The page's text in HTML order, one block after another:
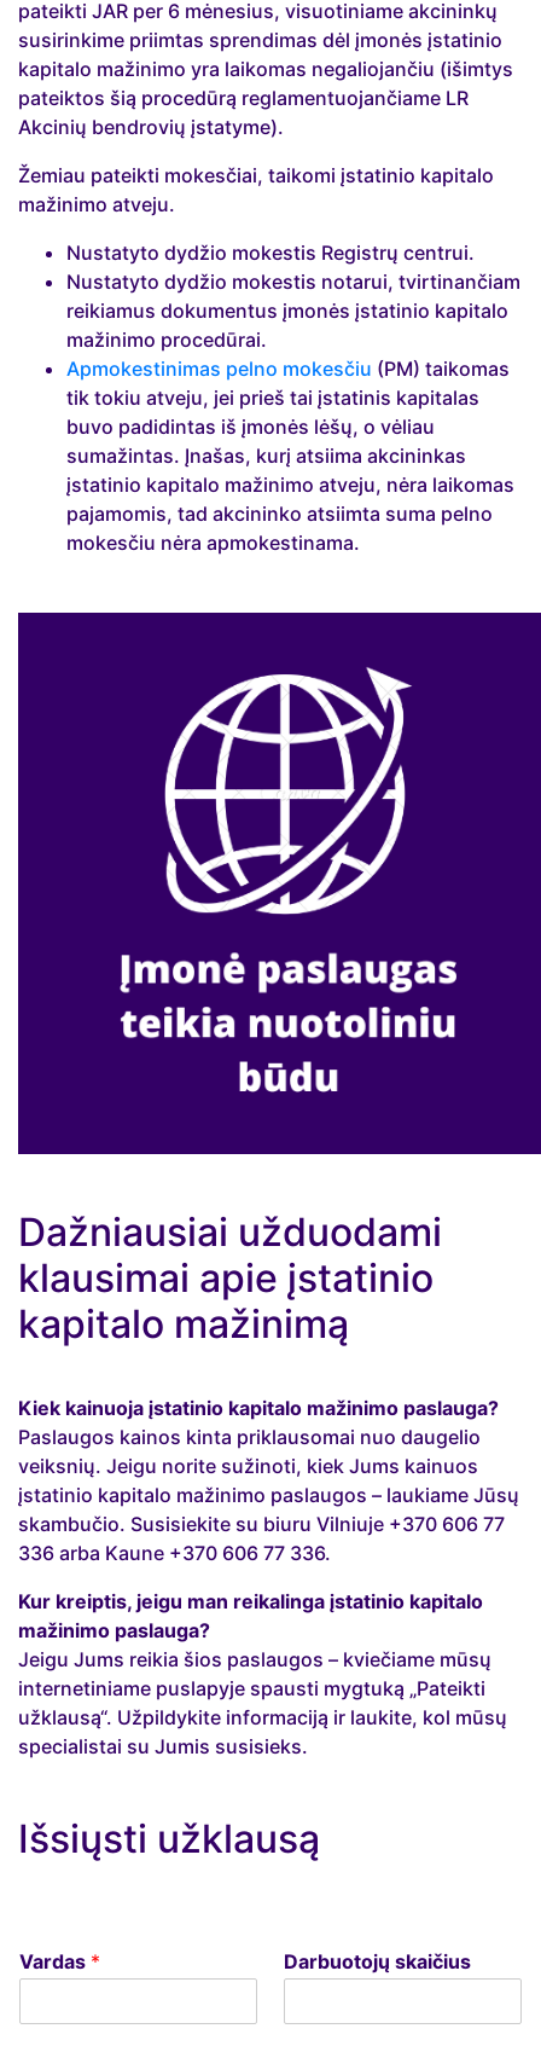
pateikti JAR per 6 mėnesius, visuotiniame akcininkų
susirinkime priimtas sprendimas dėl įmonės įstatinio
kapitalo mažinimo yra laikomas negaliojančiu (išimtys
pateiktos šią procedūrą reglamentuojančiame LR
Akcinių bendrovių įstatyme).
Žemiau pateikti mokesčiai, taikomi įstatinio kapitalo
mažinimo atveju.
Nustatyto dydžio mokestis Registrų centrui.
Nustatyto dydžio mokestis notarui, tvirtinančiam
reikiamus dokumentus įmonės įstatinio kapitalo
mažinimo procedūrai.
Apmokestinimas pelno mokesčiu (PM) taikomas
tik tokiu atveju, jei prieš tai įstatinis kapitalas
buvo padidintas iš įmonės lėšų, o vėliau
sumažintas. Įnašas, kurį atsiima akcininkas
įstatinio kapitalo mažinimo atveju, nėra laikomas
pajamomis, tad akcininko atsiimta suma pelno
mokesčiu nėra apmokestinama.
Dažniausiai užduodami
klausimai apie įstatinio
kapitalo mažinimą
Kiek kainuoja įstatinio kapitalo mažinimo paslauga?
Paslaugos kainos kinta priklausomai nuo daugelio
veiksnių. Jeigu norite sužinoti, kiek Jums kainuos
įstatinio kapitalo mažinimo paslaugos – laukiame Jūsų
skambučio. Susisiekite su biuru Vilniuje +370 606 77
336 arba Kaune +370 606 77 336.
Kur kreiptis, jeigu man reikalinga įstatinio kapitalo
mažinimo paslauga?
Jeigu Jums reikia šios paslaugos – kviečiame mūsų
internetiniame puslapyje spausti mygtuką „Pateikti
užklausą“. Užpildykite informaciją ir laukite, kol mūsų
specialistai su Jumis susisieks.
Išsiųsti užklausą
Vardas * Darbuotojų skaičius